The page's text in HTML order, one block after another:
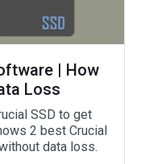
| How
Loss
SSD to get
2 best Crucial
data loss.